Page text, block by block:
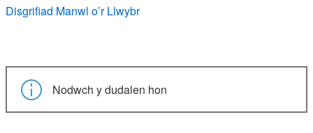
Disgrifiad Manwl o’r Llwybr
Nodwch y dudalen hon